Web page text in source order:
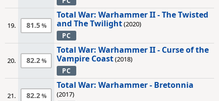
19. 81.5
Total War: Warhammer II - The Twisted
and The Twilight(2020)
PC
20. 82.2
Total War: Warhammer II - Curse of the
Vampire Coast(2018)
PC
21. 82.2
Total War: Warhammer - Bretonnia
(2017)